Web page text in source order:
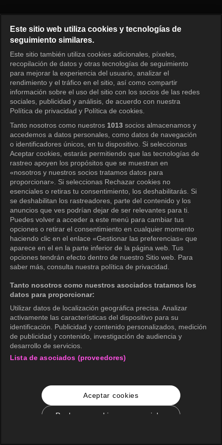
Iniciar sesión
Este sitio web utiliza cookies y tecnologías de
seguimiento similares.
Este sitio también utiliza cookies adicionales, píxeles,
recopilación de datos y otras tecnologías de seguimiento
para mejorar la experiencia del usuario, analizar el
rendimiento y el tráfico en el sitio, así como compartir
información sobre el uso del sitio con los socios de las redes
sociales, publicidad y análisis, de acuerdo con nuestra
Política de privacidad y Política de cookies.
Tanto nosotros como nuestros 1013 socios almacenamos y
accedemos a datos personales, como datos de navegación
o identificadores únicos, en tu dispositivo. Si seleccionas
Aceptar cookies, estarás permitiendo que las tecnologías de
rastreo apoyen los propósitos que se muestran en
«nosotros y nuestros socios tratamos datos para
proporcionar». Si seleccionas Rechazar cookies no
esenciales o retiras tu consentimiento, los deshabilitarás. Si
se deshabilitan los rastreadores, parte del contenido y los
anuncios que ves podrían dejar de ser relevantes para ti.
Puedes volver a acceder a este menú para cambiar tus
opciones o retirar el consentimiento en cualquier momento
haciendo clic en el enlace «Gestionar las preferencias» que
aparece en el en la parte inferior de la página web. Tus
opciones tendrán efecto dentro de nuestro Sitio web. Para
saber más, consulta nuestra política de privacidad.
Tanto nosotros como nuestros asociados tratamos los
datos para proporcionar:
Utilizar datos de localización geográfica precisa. Analizar
activamente las características del dispositivo para su
identificación. Publicidad y contenido personalizados, medición
de publicidad y contenido, investigación de audiencia y
desarrollo de servicios.
Lista de asociados (proveedores)
Aceptar cookies
Rechazar cookies no esenciales